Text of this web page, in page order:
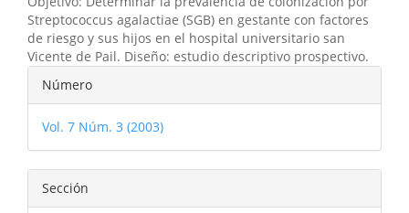
Streptococcus agalactiae (SGB) en gestante con factores
de riesgo y sus hijos en el hospital universitario san
Vicente de Pail. Diseño: estudio descriptivo prospectivo.
Detalles
del
artículo
Número
Vol. 7 Núm. 3 (2003)
Sección